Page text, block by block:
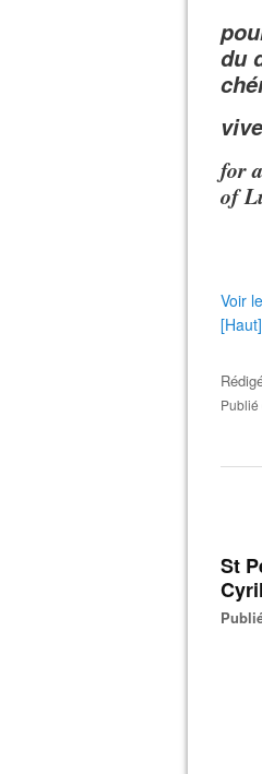
du
for
of
Voir
[Haut]
St